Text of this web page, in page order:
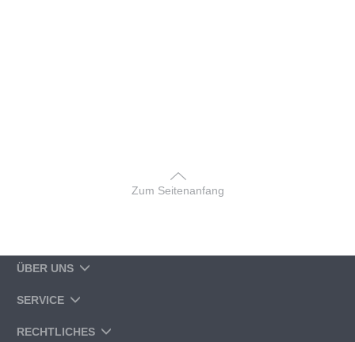
Zum Seitenanfang
ÜBER UNS
SERVICE
RECHTLICHES